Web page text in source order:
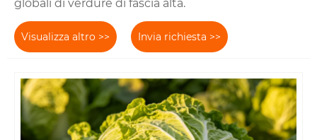
globali di verdure di fascia alta.
Visualizza altro >> Invia richiesta >>